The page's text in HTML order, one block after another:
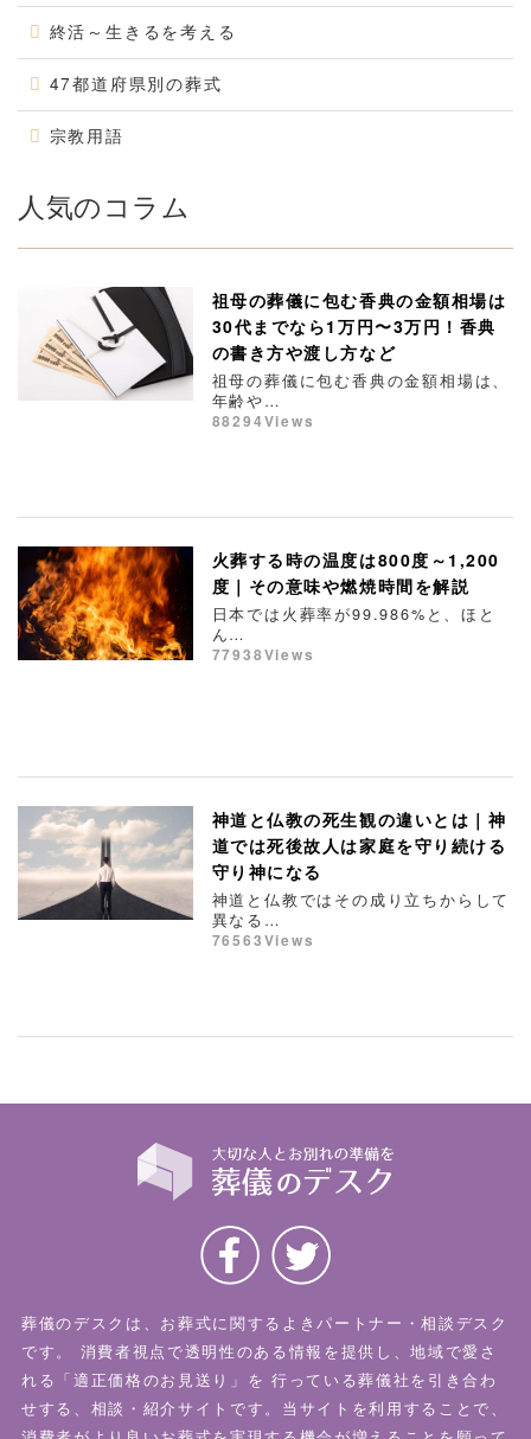
終活～生きるを考える
47都道府県別の葬式
宗教用語
人気のコラム
祖母の葬儀に包む香典の金額相場は
30代までなら1万円〜3万円！香典
の書き方や渡し方など
祖母の葬儀に包む香典の金額相場は、
年齢や…
88294Views
火葬する時の温度は800度～1,200
度｜その意味や燃焼時間を解説
日本では火葬率が99.986%と、ほと
ん…
77938Views
神道と仏教の死生観の違いとは｜神
道では死後故人は家庭を守り続ける
守り神になる
神道と仏教ではその成り立ちからして
異なる…
76563Views
葬儀のデスクは、お葬式に関するよきパートナー・相談デスク
です。
消費者視点で透明性のある情報を提供し、地域で愛さ
れる「適正価格のお見送り」を 行っている葬儀社を引き合わ
せする、相談・紹介サイトです。当サイトを利用することで、